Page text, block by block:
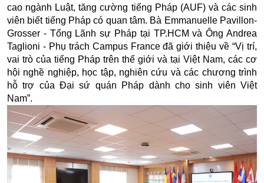
cao ngành Luật, tăng cường tiếng Pháp (AUF) và các sinh
viên biết tiếng Pháp có quan tâm. Bà Emmanuelle Pavillon-
Grosser - Tổng Lãnh sự Pháp tại TP.HCM và Ông Andrea
Taglioni - Phụ trách Campus France đã giới thiệu về “Vị trí,
vai trò của tiếng Pháp trên thế giới và tại Việt Nam, các cơ
hội nghề nghiệp, học tập, nghiên cứu và các chương trình
hỗ trợ của Đại sứ quán Pháp dành cho sinh viên Việt
Nam”.